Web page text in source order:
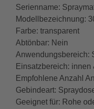
Serienname:
Modellbezeichnung:
Farbe: transparent
Abtönbar: Nein
Anwendungsbereich:
Einsatzbereich: innen
Empfohlene Anzahl
Gebindeart:
Geeignet für: Rohe